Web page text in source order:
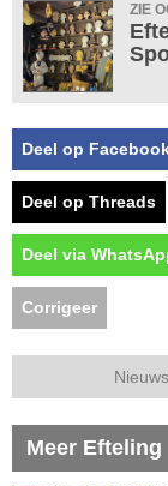
ZIE
Deel op
Deel op Threads
Deel via
Corrigeer
Meer Efteling